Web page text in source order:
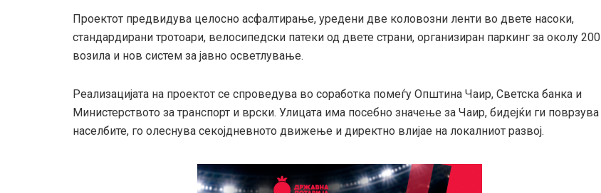
Проектот предвидува целосно асфалтирање, уредени две коловозни ленти во двете насоки,
стандардирани тротоари, велосипедски патеки од двете страни, организиран паркинг за околу 200
возила и нов систем за јавно осветлување.
Реализацијата на проектот се спроведува во соработка помеѓу Општина Чаир, Светска банка и
Министерството за транспорт и врски. Улицата има посебно значење за Чаир, бидејќи ги поврзува
населбите, го олеснува секојдневното движење и директно влијае на локалниот развој.